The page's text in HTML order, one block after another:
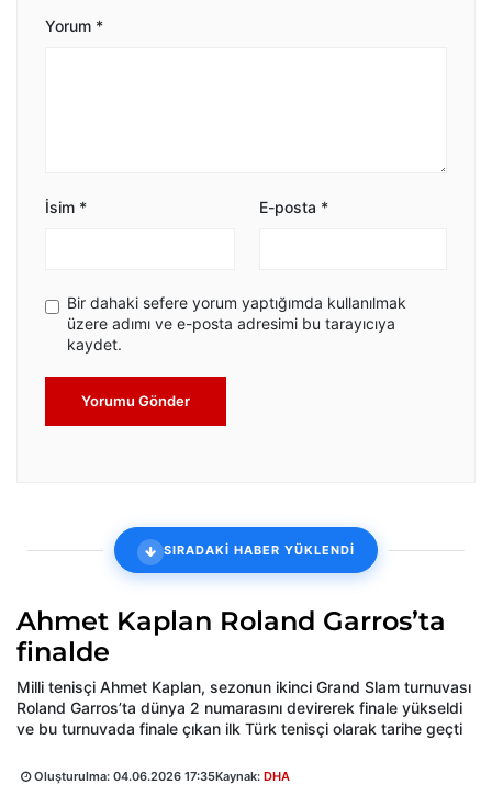
Yorum *
İsim * E-posta *
Bir dahaki sefere yorum yaptığımda kullanılmak
üzere adımı ve e-posta adresimi bu tarayıcıya
kaydet.
Yorumu Gönder
SIRADAKİ HABER YÜKLENDİ
Ahmet Kaplan Roland Garros’ta
finalde
Milli tenisçi Ahmet Kaplan, sezonun ikinci Grand Slam turnuvası
Roland Garros’ta dünya 2 numarasını devirerek finale yükseldi
ve bu turnuvada finale çıkan ilk Türk tenisçi olarak tarihe geçti
Oluşturulma: 04.06.2026 17:35Kaynak: DHA